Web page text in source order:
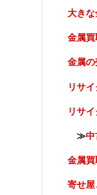
大きな
金属
金属
リサ
リサ
≫
金属
寄せ